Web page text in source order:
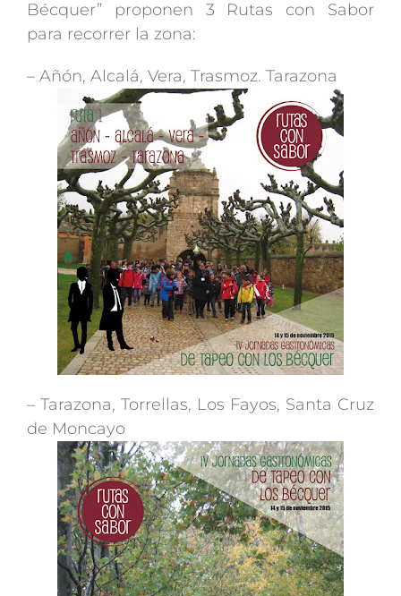
Bécquer” proponen 3 Rutas con Sabor
para recorrer la zona:
– Añón, Alcalá, Vera, Trasmoz. Tarazona
– Tarazona, Torrellas, Los Fayos, Santa Cruz
de Moncayo